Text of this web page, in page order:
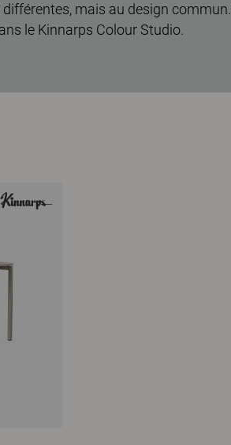
mais au design commun.
le Kinnarps Colour Studio.